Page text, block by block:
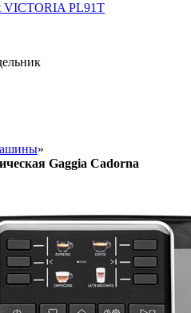
PL91T
»
Gaggia Cadorna